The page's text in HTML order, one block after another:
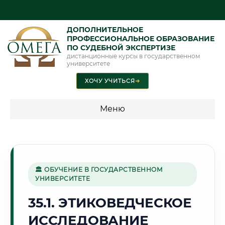
ДОПОЛНИТЕЛЬНОЕ
ПРОФЕССИОНАЛЬНОЕ ОБРАЗОВАНИЕ
ПО СУДЕБНОЙ ЭКСПЕРТИЗЕ
дистанционные курсы в государственном
университете
ХОЧУ УЧИТЬСЯ➜
Меню
специальности"
Стоимость по программам обучения "Судебная экспертиза"
Стоимость по программам обучения "Экспертиза"
🏛 ОБУЧЕНИЕ В ГОСУДАРСТВЕННОМ
УНИВЕРСИТЕТЕ
35.1. ЭТИКОВЕДЧЕСКОЕ
ИССЛЕДОВАНИЕ